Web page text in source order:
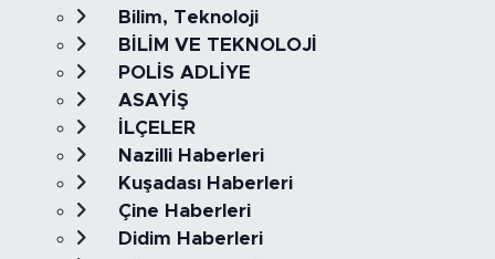
Bilim, Teknoloji
BİLİM VE TEKNOLOJİ
POLİS ADLİYE
ASAYİŞ
İLÇELER
Nazilli Haberleri
Kuşadası Haberleri
Çine Haberleri
Didim Haberleri